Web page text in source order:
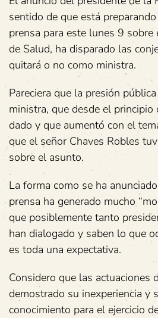
sentido de que está
prensa para este lunes 9
de Salud, ha disparado las
quitará o no como ministra.
Pareciera que la presión
ministra, que desde el principio
dado y que aumentó con el
que el señor Chaves Robles
sobre el asunto.
La forma como se ha
prensa ha generado mucho
que posiblemente tanto
han dialogado y saben lo que
es toda una expectativa.
Considero que las actuaciones
demostrado su inexperiencia y
conocimiento para el ejercicio